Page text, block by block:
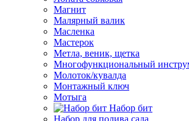
Магнит
Малярный валик
Масленка
Мастерок
Метла, веник, щетка
Многофункциональный
Молоток/кувалда
Монтажный ключ
Мотыга
Набор бит
Набор для полива сада